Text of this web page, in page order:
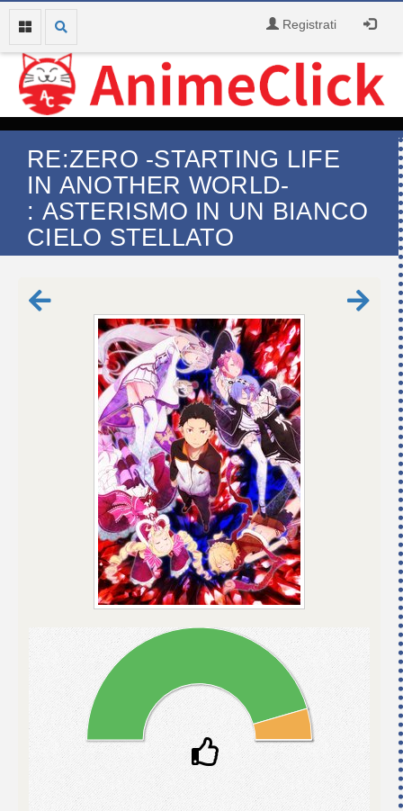
Registrati
RE:ZERO -STARTING LIFE
IN ANOTHER WORLD-
: ASTERISMO IN UN BIANCO
CIELO STELLATO